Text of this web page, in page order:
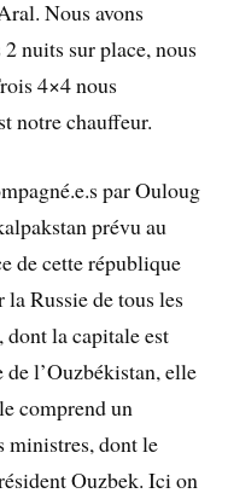
Nous avons
nuits sur place, nous
4×4 nous
notre chauffeur.
par Ouloug
prévu au
de cette république
Russie de tous les
dont la capitale est
l’Ouzbékistan, elle
comprend un
ministres, dont le
Ouzbek. Ici on